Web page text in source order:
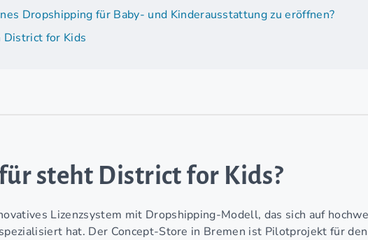
Dropshipping für Baby- und Kinderausstattung zu eröffnen?
District for Kids
steht District for Kids?
Lizenzsystem mit Dropshipping-Modell, das sich auf
hat. Der Concept-Store in Bremen ist Pilotprojekt für den